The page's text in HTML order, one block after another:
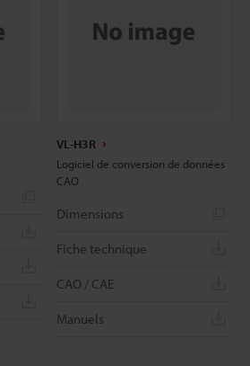
VL-H3R
Logiciel de conversion de données
CAO
Dimensions
Fiche technique
CAO / CAE
Manuels